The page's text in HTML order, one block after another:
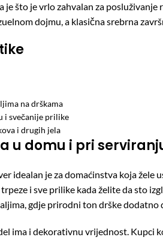
što je vrlo zahvalan za
dojmu, a klasična srebrna
na drškama
i svečanije prilike
i drugih jela
u domu i pri
idealan je za domaćinstva koja
i sve prilike kada želite da sto
gdje prirodni ton drške dodatno
ima i dekorativnu vrijednost. Kupci